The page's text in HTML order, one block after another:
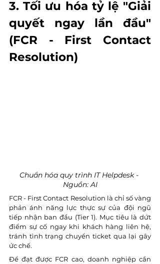
3. Tối ưu hóa tỷ lệ "Giải
quyết ngay lần đầu"
(FCR - First Contact
Resolution)
Chuẩn hóa quy trình IT Helpdesk -
Nguồn: AI
FCR - First Contact Resolution là chỉ số vàng
phản ánh năng lực thực sự của đội ngũ
tiếp nhận ban đầu (Tier 1). Mục tiêu là dứt
điểm sự cố ngay khi khách hàng liên hệ,
tránh tình trạng chuyển ticket qua lại gây
ức chế.
Để đạt được FCR cao, doanh nghiệp cần